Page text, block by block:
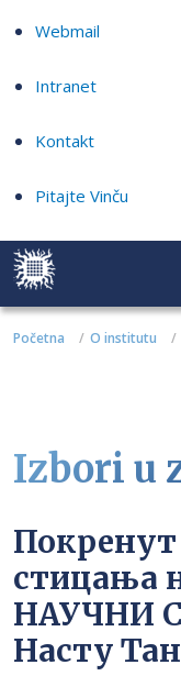
Webmail
Intranet
Kontakt
Pitajte Vinču
Početna O institutu
Izbori u
стицања
НАУЧНИ
Насту